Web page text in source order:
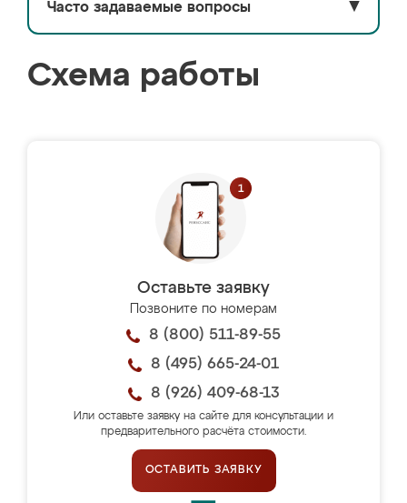
Часто задаваемые вопросы ▼
Схема работы
Оставьте заявку
Позвоните по номерам
8 (800) 511-89-55
8 (495) 665-24-01
8 (926) 409-68-13
Или оставьте заявку на сайте для консультации и
предварительного расчёта стоимости.
ОСТАВИТЬ ЗАЯВКУ